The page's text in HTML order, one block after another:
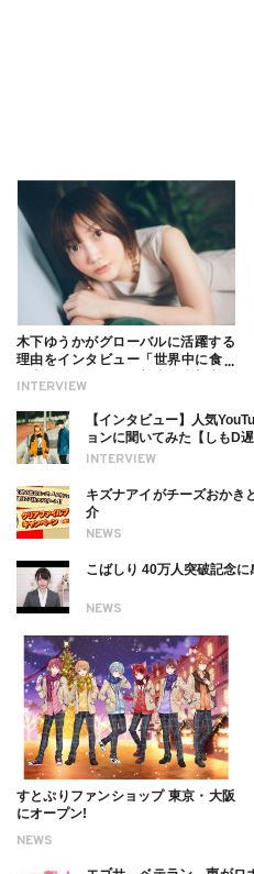
INTERVIEW
木下ゆうかがグローバルに活躍する
理由をインタビュー「世界中に食べ
ついても
INTERVIEW
【インタビュー】人気
ョンに聞いてみた【しもD遅
NEWS
キズナアイがチーズおかき
介
NEWS
こばしり 40万人突破記念に
NEWS
すとぷりファンショップ 東京・大阪
にオープン!